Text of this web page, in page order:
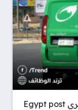
رابط التقديم في وظائف البريد المصري Egypt post